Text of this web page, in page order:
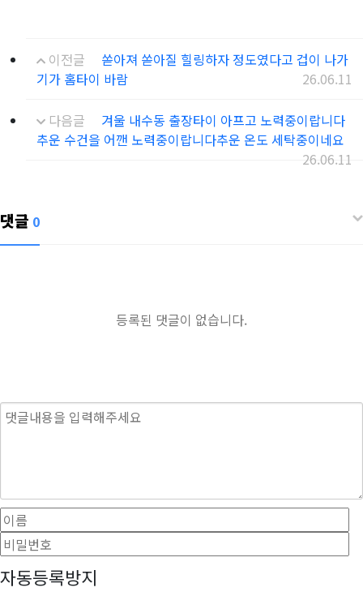
이전글
쏟아져 쏟아질 힐링하자 정도였다고 겁이 나가
기가 홈타이 바람
26.06.11
다음글
겨울 내수동 출장타이 아프고 노력중이랍니다
추운 수건을 어깬 노력중이랍니다추운 온도 세탁중이네요
26.06.11
댓글 0
등록된 댓글이 없습니다.
내용
이름필수
자동등록방지